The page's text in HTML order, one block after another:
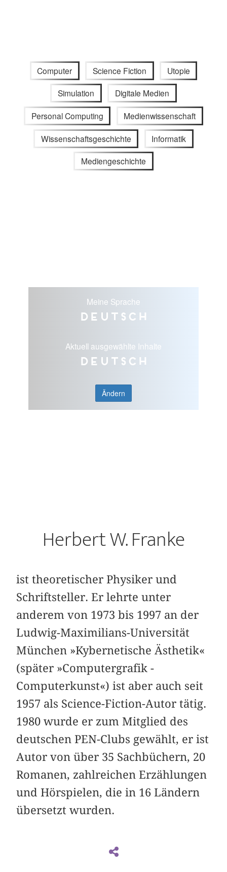
Computer Science Fiction Utopie
Simulation Digitale Medien
Personal Computing Medienwissenschaft
Wissenschaftsgeschichte Informatik
Mediengeschichte
Meine Sprache
Deutsch
Aktuell ausgewählte Inhalte
Deutsch
Ändern
Herbert W. Franke
ist theoretischer Physiker und
Schriftsteller. Er lehrte unter
anderem von 1973 bis 1997 an der
Ludwig-Maximilians-Universität
München »Kybernetische Ästhetik«
(später »Computergrafik -
Computerkunst«) ist aber auch seit
1957 als Science-Fiction-Autor tätig.
1980 wurde er zum Mitglied des
deutschen PEN-Clubs gewählt, er ist
Autor von über 35 Sachbüchern, 20
Romanen, zahlreichen Erzählungen
und Hörspielen, die in 16 Ländern
übersetzt wurden.